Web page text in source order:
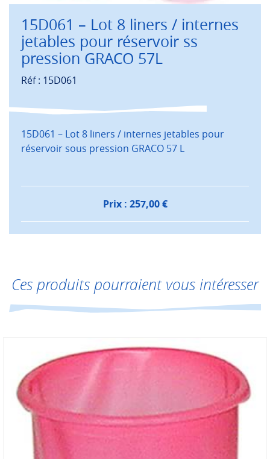
15D061 – Lot 8 liners / internes
jetables pour réservoir ss
pression GRACO 57L
Réf : 15D061
15D061 – Lot 8 liners / internes jetables pour
réservoir sous pression GRACO 57 L
Prix : 257,00€
Ces produits pourraient vous intéresser